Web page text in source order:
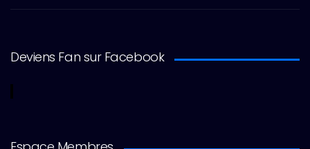
Deviens Fan sur Facebook